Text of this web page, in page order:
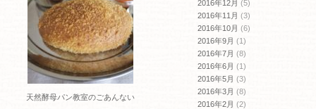
天然酵母パン教室のごあんない
2016年12月 (5)
2016年11月 (3)
2016年10月 (6)
2016年9月 (1)
2016年7月 (8)
2016年6月 (1)
2016年5月 (3)
2016年3月 (8)
2016年2月 (2)